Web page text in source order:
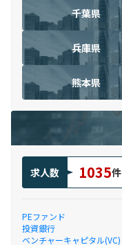
千葉県
兵庫県
熊本県
求人数 1035件
PEファンド
投資銀行
ベンチャーキャピタル(VC)